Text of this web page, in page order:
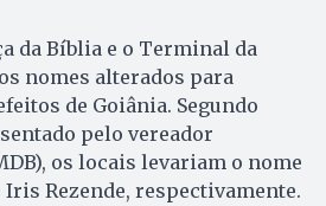
da Bíblia e o Terminal da
nomes alterados para
de Goiânia. Segundo
pelo vereador
os locais levariam o nome
Rezende, respectivamente.